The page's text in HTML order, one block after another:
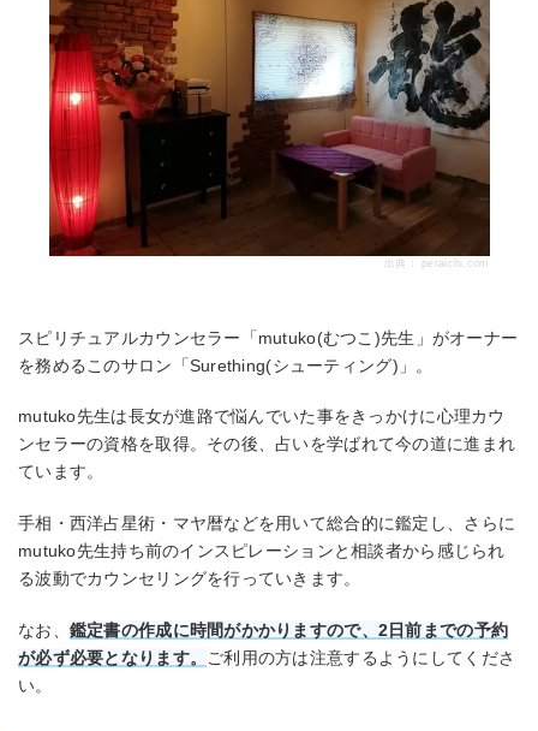
出典： peraichi.com
スピリチュアルカウンセラー「mutuko(むつこ)先生」がオーナー
を務めるこのサロン「Surething(シューティング)」。
mutuko先生は長女が進路で悩んでいた事をきっかけに心理カウ
ンセラーの資格を取得。その後、占いを学ばれて今の道に進まれ
ています。
手相・西洋占星術・マヤ暦などを用いて総合的に鑑定し、さらに
mutuko先生持ち前のインスピレーションと相談者から感じられ
る波動でカウンセリングを行っていきます。
なお、 鑑定書の作成に時間がかかりますので、2日前までの予約
が必ず必要となります。
ご利用の方は注意するようにしてくださ
い。